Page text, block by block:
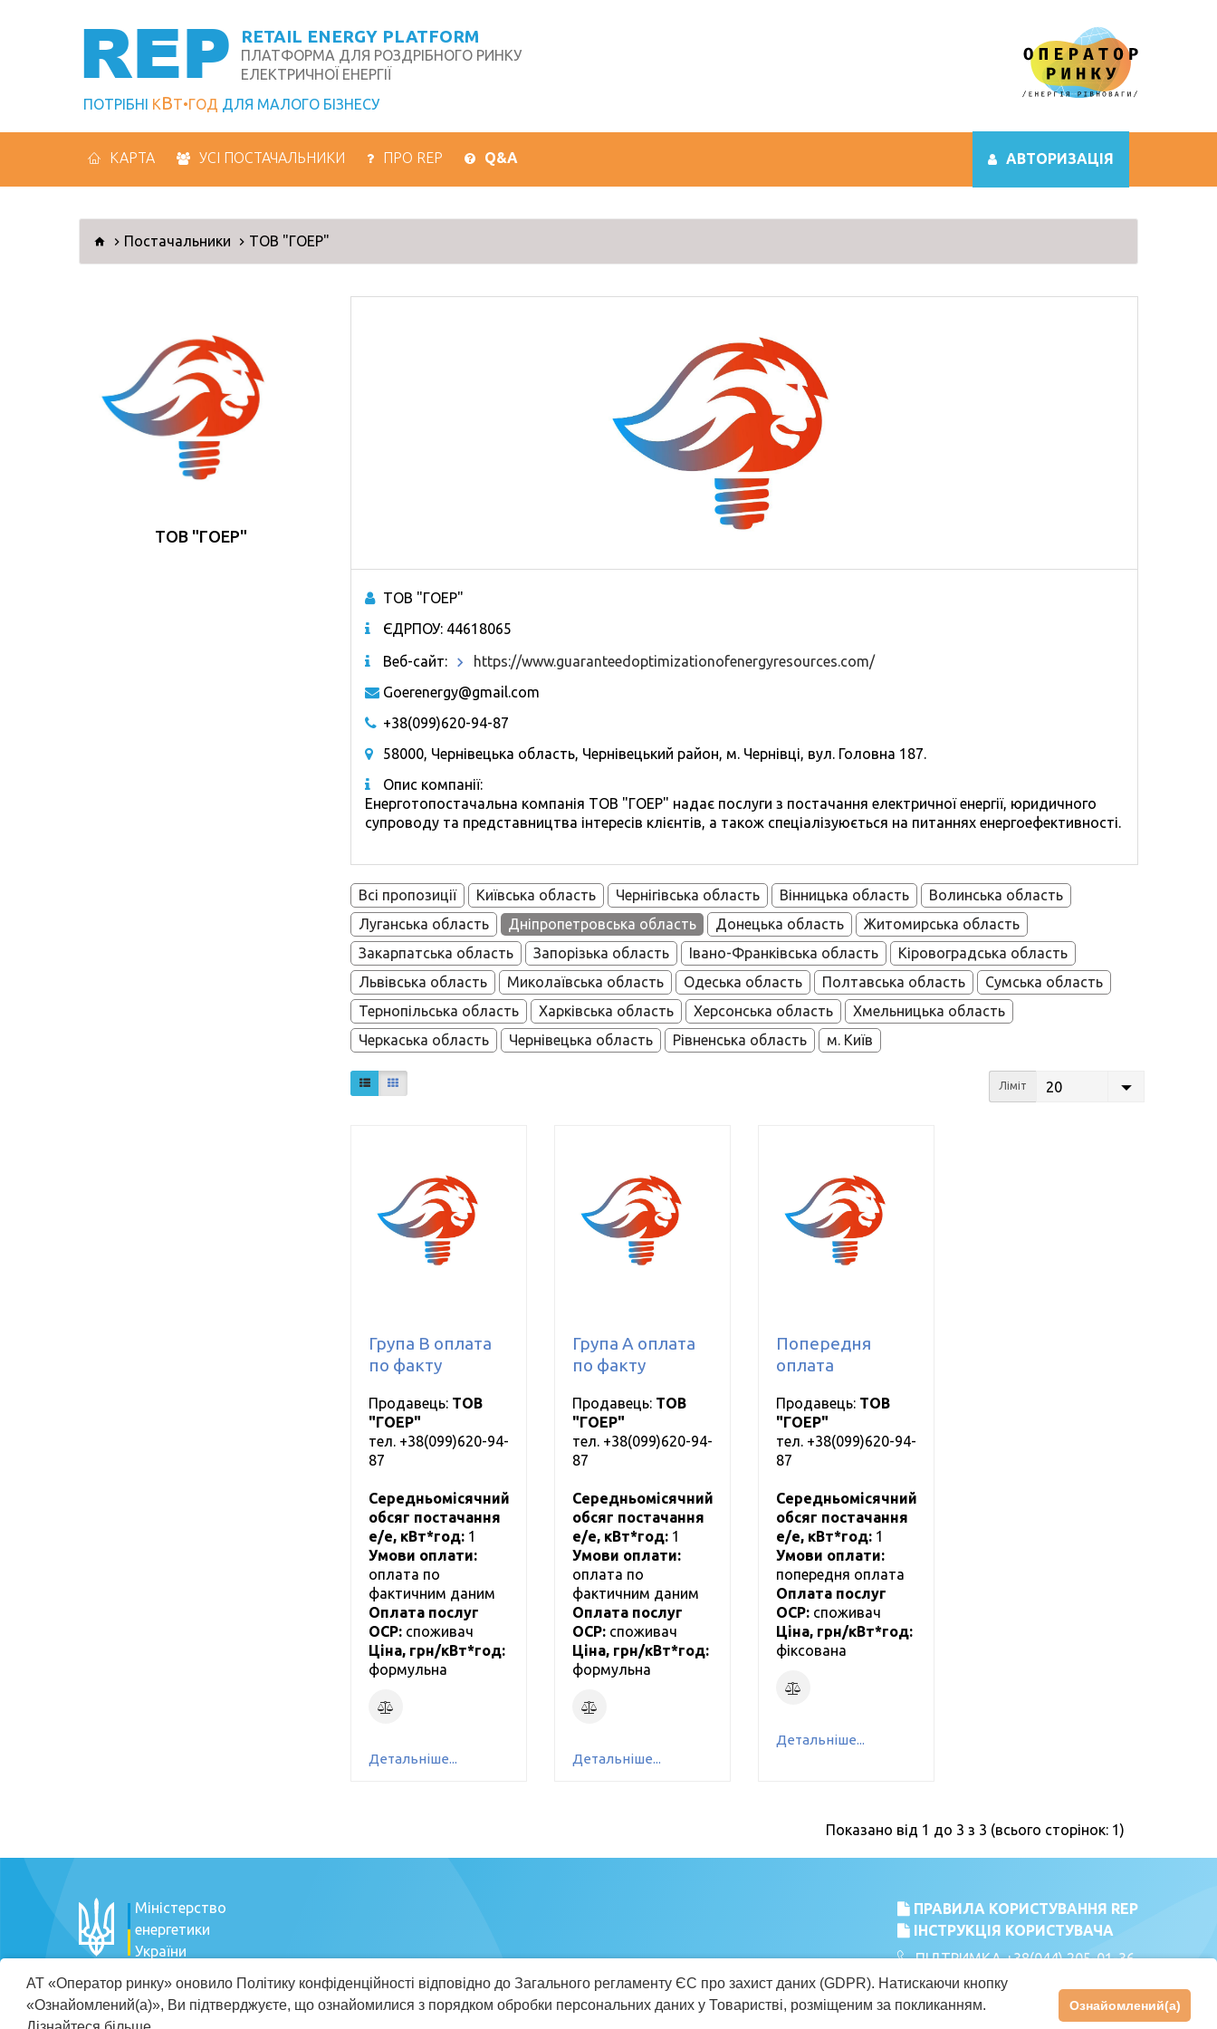
REP RETAIL ENERGY PLATFORM
ПЛАТФОРМА ДЛЯ РОЗДРІБНОГО РИНКУ
ЕЛЕКТРИЧНОЇ ЕНЕРГІЇ
ПОТРІБНІ КВТ ГОД ДЛЯ МАЛОГО БІЗНЕСУ
КАРТА УСІ ПОСТАЧАЛЬНИКИ ПРО REP Q&A АВТОРИЗАЦІЯ
Постачальники ТОВ "ГОЕР"
ТОВ "ГОЕР"
ТОВ "ГОЕР"
ЄДРПОУ: 44618065
Веб-сайт:
https://www.guaranteedoptimizationofenergyresources.com/
Goerenergy@gmail.com
+38(099)620-94-87
58000, Чернівецька область, Чернівецький район, м. Чернівці, вул. Головна 187.
Опис компанії:
Енерготопостачальна компанія ТОВ "ГОЕР" надає послуги з постачання електричної енергії, юридичного
супроводу та представництва інтересів клієнтів, а також спеціалізуюється на питаннях енергоефективності.
Всі пропозиції Київська область Чернігівська область Вінницька область
Волинська область
Луганська область
Дніпропетровська область Донецька область
Житомирська область
Закарпатська область
Запорізька область Івано-Франківська область
Кіровоградська область
Львівська область
Миколаївська область Одеська область Полтавська область
Сумська область
Тернопільська область
Харківська область Херсонська область
Хмельницька область
Черкаська область
Чернівецька область Рівненська область м. Київ
Ліміт 20
Група B оплата
по факту
Продавець: ТОВ
"ГОЕР"
тел. +38(099)620-94-
87
Середньомісячний
обсяг постачання
е/е, кВт*год: 1
Умови оплати:
оплата по
фактичним даним
Оплата послуг
ОСР: cпоживач
Ціна, грн/кВт*год:
формульна
Детальніше...
Група А оплата
по факту
Продавець: ТОВ
"ГОЕР"
тел. +38(099)620-94-
87
Середньомісячний
обсяг постачання
е/е, кВт*год: 1
Умови оплати:
оплата по
фактичним даним
Оплата послуг
ОСР: cпоживач
Ціна, грн/кВт*год:
формульна
Детальніше...
Попередня
оплата
Продавець: ТОВ
"ГОЕР"
тел. +38(099)620-94-
87
Середньомісячний
обсяг постачання
е/е, кВт*год: 1
Умови оплати:
попередня оплата
Оплата послуг
ОСР: cпоживач
Ціна, грн/кВт*год:
фіксована
Детальніше...
Показано від 1 до 3 з 3 (всього сторінок: 1)
Міністерство
енергетики
України
ПРАВИЛА КОРИСТУВАННЯ REP
ІНСТРУКЦІЯ КОРИСТУВАЧА
ПІДТРИМКА +38(044) 205-01-36
rep@oree.com.ua
©2026 АТ «Оператор ринку». Усі права захищені
АТ «Оператор ринку» оновило Політику конфіденційності відповідно до Загального регламенту ЄС про захист даних (GDPR). Натискаючи кнопку
«Ознайомлений(а)», Ви підтверджуєте, що ознайомилися з порядком обробки персональних даних у Товаристві, розміщеним за покликанням.
Ознайомлений(а)